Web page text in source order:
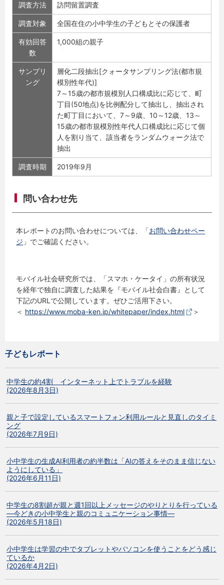
調査方法 訪問留置調査
調査対象 全国在住の小中学生の子どもとその保護者
有効回答
数
1,000組の親子
サンプリ
ング
層化二段抽出[クォータサンプリング法(都市規
模別性年代)]
7～15歳の都市規模別人口構成比に応じて、町
丁目(50地点)を比例配分して抽出し、抽出され
た町丁目において、7～9歳、10～12歳、13～
15歳の都市規模別性年代人口構成比に応じて個
人を割り当て、該当者をランダムウォーク法で
抽出
調査時期 2019年9月
問い合わせ先
本レポートのお問い合わせについては、「お問い合わせペー
ジ 」でご確認ください。
モバイル社会研究所では、「スマホ・ケータイ」の所有状況
を経年で独自に調査した結果を『モバイル社会白書』として
下記のURLで公開しています。ぜひご活用下さい。
＜ https://www.moba-ken.jp/whitepaper/index.html ＞
子どもレポート
中学生の約4割 インターネット上でトラブルを経験
(2026年8月3日)
親と子で設定しているスマートフォン利用ルールと見直しのタイミ
ング
(2026年7月9日)
小中学生の生成AI利用者の約半数は「AIの答えをそのまま信じない
ようにしている」
(2026年6月11日)
中学生の8割超が親と週1回以上メッセージのやりとりを行っている
―今どきの小中学生と親のコミュニケーション事情―
(2026年5月18日)
小中学生は学習の中でタブレットやパソコンを使うことをどう感じ
ているか
(2026年4月2日)